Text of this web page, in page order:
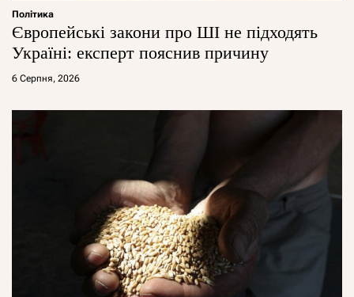
Політика
Європейські закони про ШІ не підходять
Україні: експерт пояснив причину
6 Серпня, 2026